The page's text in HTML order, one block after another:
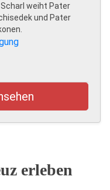
weiht Pater
und Pater
erleben